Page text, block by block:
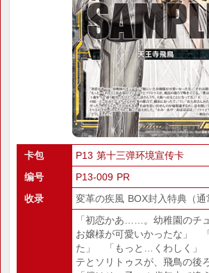
卡包
P13 第十三弹环境宣传卡
编号
P13-009 PR
收录
変革の疾風 BOX封入特典（通
「初恋かあ……。幼稚園のチ
お嬢様が可愛いかったな」
た」 「もっと…くわしく」
テとソリトゥスが、飛鳥の後